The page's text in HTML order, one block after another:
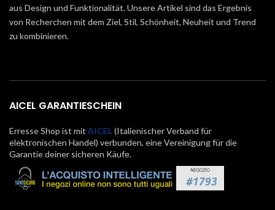
aus Design und Funktionalität. Unsere Artikel sind das Ergebnis
von Recherchen mit dem Ziel, Stil, Schönheit, Neuheit und Trend
zu kombinieren.
AICEL GARANTIESCHEIN
Erresse Shop ist mit AICEL (Italienischer Verband für
elektronischen Handel) verbunden, eine Vereinigung für die
Garantie deiner sicheren Käufe.